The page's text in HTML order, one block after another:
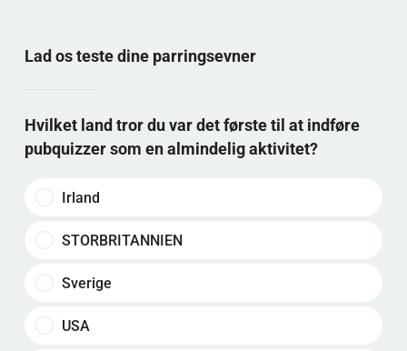
og brud på sociale normer. Effekten opstår, når
seeren forstår, hvad der burde ske, men karakteren
Lad os teste dine parringsevner
Hvilket land tror du var det første til at indføre
pubquizzer som en almindelig aktivitet?
Irland
STORBRITANNIEN
Sverige
USA